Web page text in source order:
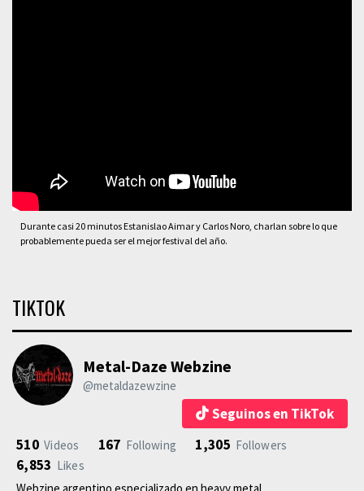
Durante casi 20 minutos Estanislao Aimar y Carlos Noro, charlan sobre lo que
probablemente pueda ser el mejor festival del año.
TIKTOK
Metal-Daze Webzine
@metaldazewzine
Seguinos en TikTok
510 Videos 167 Following 1,305 Followers
6,853 Likes